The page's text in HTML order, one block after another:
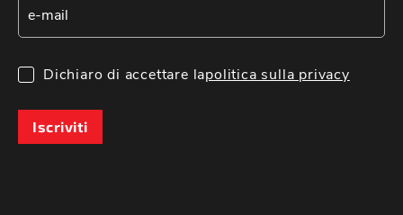
Dichiaro di accettare lapolitica sulla privacy
Iscriviti